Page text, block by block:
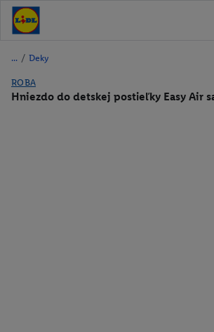
/ Deky
ROBA
Hniezdo do detskej postieľky Easy Air